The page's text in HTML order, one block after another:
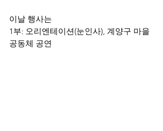
이날 행사는
1부: 오리엔테이션(눈인사), 계양구 마을
공동체 공연